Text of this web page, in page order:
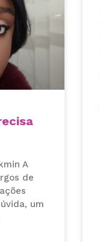
A
de
um